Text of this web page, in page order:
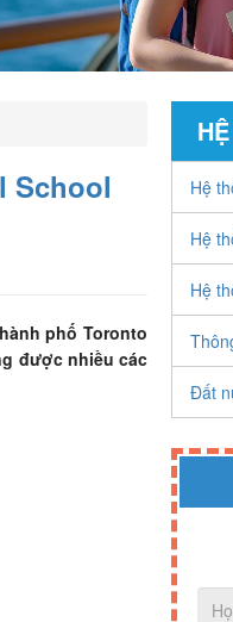
School
phố Toronto
được nhiều các
Hệ
Hệ
Hệ
Đất